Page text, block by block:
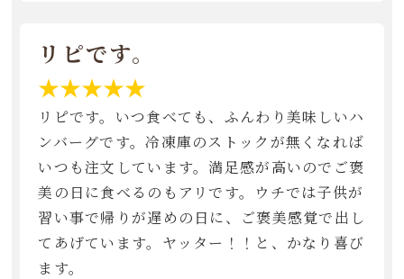
リピです。
★★★★★
リピです。いつ食べても、ふんわり美味しいハ
ンバーグです。冷凍庫のストックが無くなれば
いつも注文しています。満足感が高いのでご褒
美の日に食べるのもアリです。ウチでは子供が
習い事で帰りが遅めの日に、ご褒美感覚で出し
てあげています。ヤッター！！と、かなり喜び
ます。